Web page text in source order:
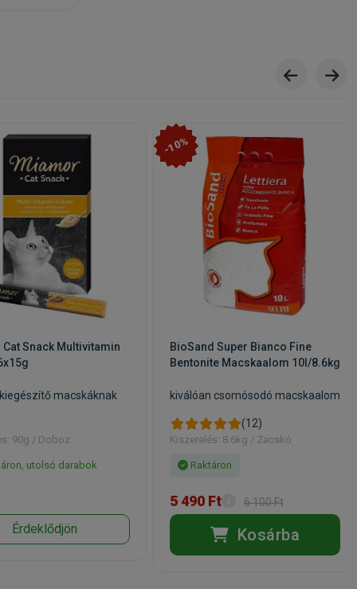
Snack Multivitamin
macskáknak
90g / Doboz
utolsó darabok
Érdeklődjön
-10%
BioSand Super Bianco Fine
Bentonite Macskaalom 10l/8.6kg
kiválóan csomósodó macskaalom
(12)
Kiszerelés: 8.6kg / Zacskó
Raktáron
5 490 Ft 6 100 Ft
Kosárba